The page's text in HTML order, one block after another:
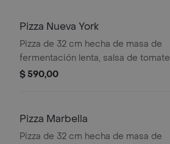
Pizza Nueva York
Pizza de 32 cm hecha de masa de
fermentación lenta, salsa de tomate
casera con mozzarella y pepperoni.
$ 590,00
Pizza Marbella
Pizza de 32 cm hecha de masa de